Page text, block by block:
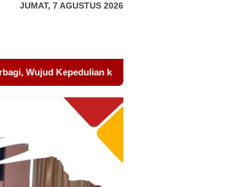
JUMAT, 7 AGUSTUS 2026
Tahfidz Yatim dan Dhuafa Al-Aqsho Batam